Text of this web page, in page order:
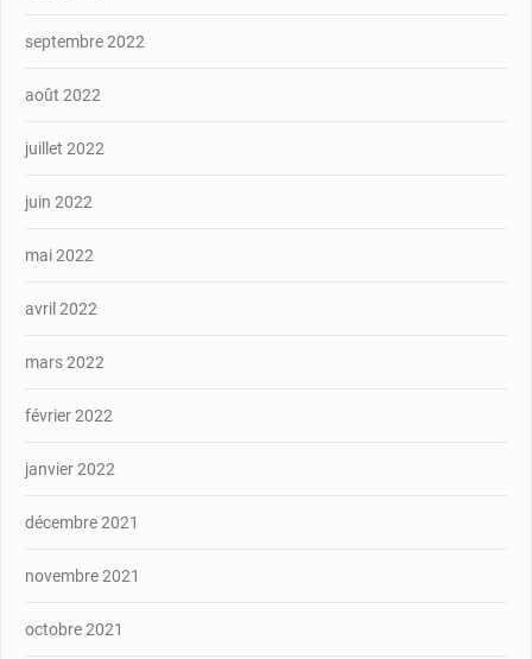
septembre 2022
août 2022
juillet 2022
juin 2022
mai 2022
avril 2022
mars 2022
février 2022
janvier 2022
décembre 2021
novembre 2021
octobre 2021